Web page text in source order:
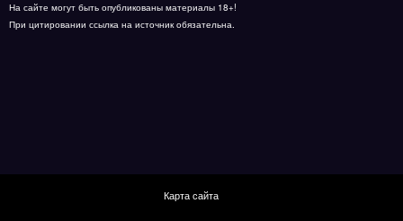
На сайте могут быть опубликованы материалы 18+!
При цитировании ссылка на источник обязательна.
Карта сайта